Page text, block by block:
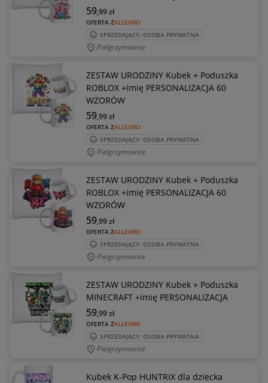
OFERTA ZALLEGRO
59,99zł
SPRZEDAJĄCY: OSOBA PRYWATNA
Pielgrzymowice
ZESTAW URODZINY Kubek + Poduszka
ROBLOX +imię PERSONALIZACJA 60
WZORÓW
OFERTA ZALLEGRO
59,99zł
SPRZEDAJĄCY: OSOBA PRYWATNA
Pielgrzymowice
ZESTAW URODZINY Kubek + Poduszka
ROBLOX +imię PERSONALIZACJA 60
WZORÓW
OFERTA ZALLEGRO
59,99zł
SPRZEDAJĄCY: OSOBA PRYWATNA
Pielgrzymowice
ZESTAW URODZINY Kubek + Poduszka
MINECRAFT +imię PERSONALIZACJA
OFERTA ZALLEGRO
59,99zł
SPRZEDAJĄCY: OSOBA PRYWATNA
Pielgrzymowice
Kubek K-Pop HUNTRIX dla dziecka